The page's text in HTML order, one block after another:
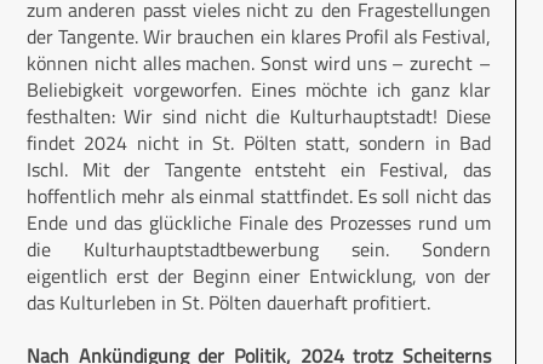
zum anderen passt vieles nicht zu den Fragestellungen
der Tangente. Wir brauchen ein klares Profil als Festival,
können nicht alles machen. Sonst wird uns – zurecht –
Beliebigkeit vorgeworfen. Eines möchte ich ganz klar
festhalten: Wir sind nicht die Kulturhauptstadt! Diese
findet 2024 nicht in St. Pölten statt, sondern in Bad
Ischl. Mit der Tangente entsteht ein Festival, das
hoffentlich mehr als einmal stattfindet. Es soll nicht das
Ende und das glückliche Finale des Prozesses rund um
die Kulturhauptstadtbewerbung sein. Sondern
eigentlich erst der Beginn einer Entwicklung, von der
das Kulturleben in St. Pölten dauerhaft profitiert.
Nach Ankündigung der Politik, 2024 trotz Scheiterns